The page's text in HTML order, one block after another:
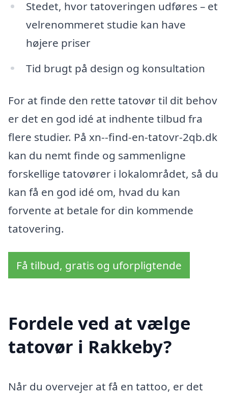
Stedet, hvor tatoveringen udføres – et
velrenommeret studie kan have
højere priser
Tid brugt på design og konsultation
For at finde den rette tatovør til dit behov
er det en god idé at indhente tilbud fra
flere studier. På xn--find-en-tatovr-2qb.dk
kan du nemt finde og sammenligne
forskellige tatovører i lokalområdet, så du
kan få en god idé om, hvad du kan
forvente at betale for din kommende
tatovering.
Få tilbud, gratis og uforpligtende
Fordele ved at vælge
tatovør i Rakkeby?
Når du overvejer at få en tattoo, er det